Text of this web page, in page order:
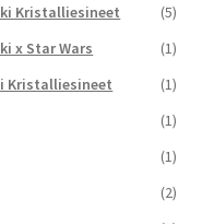
Kristalliesineet
(5)
x Star Wars
(1)
Kristalliesineet
(1)
(1)
(1)
(2)